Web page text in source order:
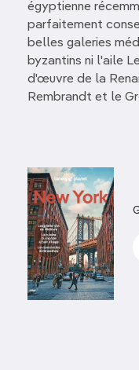
égyptienne
parfaitement
belles galeries
byzantins ni l'aile
d'œuvre de la
Rembrandt et le